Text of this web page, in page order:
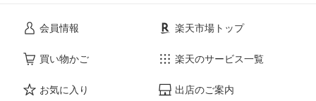
会員情報
買い物かご
お気に入り
楽天市場トップ
楽天のサービス一覧
出店のご案内